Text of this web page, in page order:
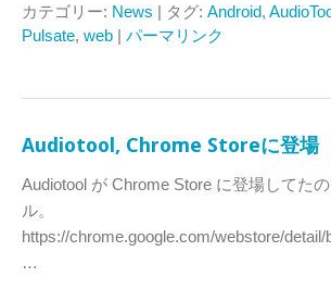
カテゴリー: News | タグ: Android,
Pulsate, web | パーマリンク
Audiotool, Chrome Storeに登場
Audiotool が Chrome Store に登場してた
ル。
https://chrome.google.com/webstore/
…